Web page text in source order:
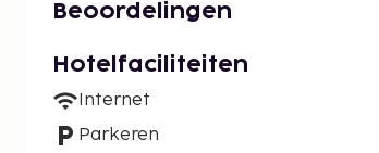
Beoordelingen
Hotelfaciliteiten
Internet
Parkeren